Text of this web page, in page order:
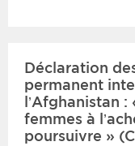
Déclaration
permanent
l’Afghanistan
femmes à
poursuivre »